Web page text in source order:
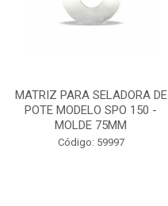
MATRIZ PARA SELADORA DE
POTE MODELO SPO 150 -
MOLDE 75MM
Código: 59997